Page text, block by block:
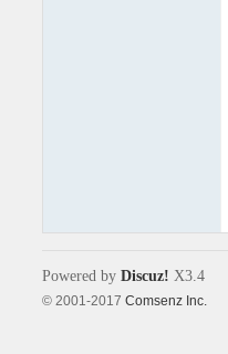
Powered by Discuz! X3.4
© 2001-2017 Comsenz Inc.